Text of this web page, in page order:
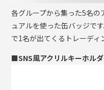
各グループから集った5名
ュアルを使った缶バッジで
で1名が出てくるトレーディ
■SNS風アクリルキーホルダ